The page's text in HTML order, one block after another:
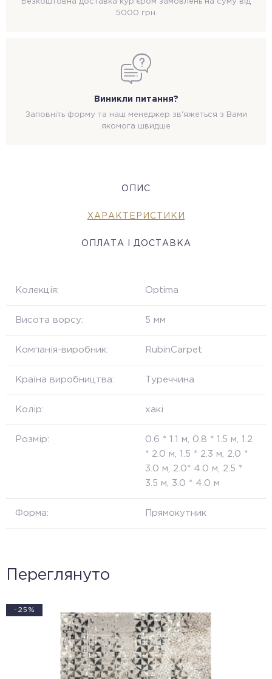
5000 грн.
Виникли питання?
Заповніть форму та наш менеджер зв'яжеться з Вами
якомога швидше
ОПИС
ХАРАКТЕРИСТИКИ
ОПЛАТА І ДОСТАВКА
Колекція: Optima
Висота ворсу: 5 мм
Компанія-виробник: RubinCarpet
Країна виробництва: Туреччина
Колір: хакі
Розмір:
0.6 * 1.1 м, 0.8 * 1.5 м, 1.2
* 2.0 м, 1.5 * 2.3 м, 2.0 *
3.0 м, 2.0* 4.0 м, 2.5 *
3.5 м, 3.0 * 4.0 м
Форма: Прямокутник
Переглянуто
-25%